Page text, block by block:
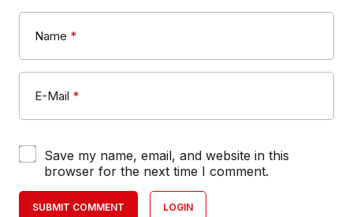
Name *
E-Mail *
Save my name, email, and website in this
browser for the next time I comment.
SUBMIT COMMENT LOGIN